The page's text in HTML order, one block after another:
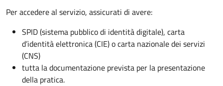
Per accedere al servizio, assicurati di avere:
SPID (sistema pubblico di identità digitale), carta
d’identità elettronica (CIE) o carta nazionale dei servizi
(CNS)
tutta la documentazione prevista per la presentazione
della pratica.